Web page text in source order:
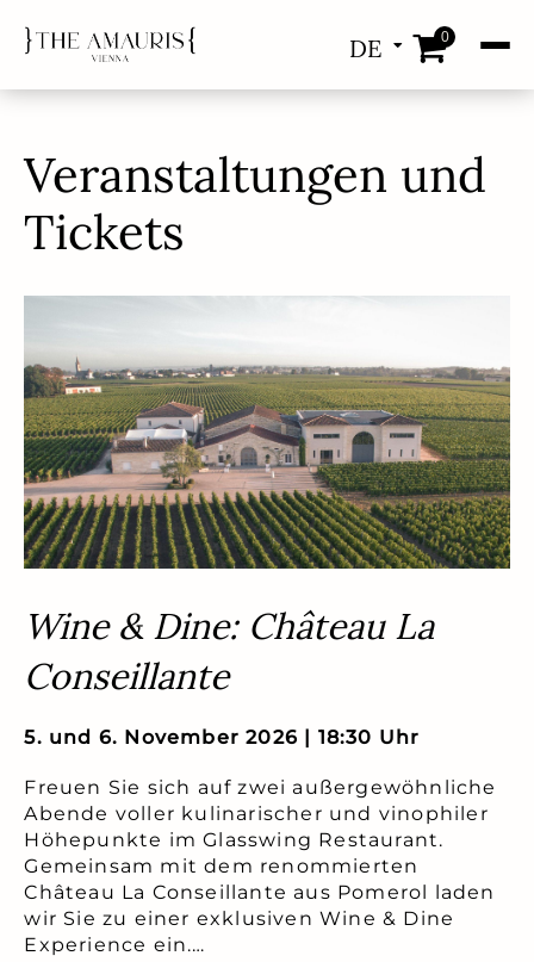
DE
EN
0
Veranstaltungen und
Tickets
Wine & Dine: Château La
Conseillante
5. und 6. November 2026 | 18:30 Uhr
Freuen Sie sich auf zwei außergewöhnliche
Abende voller kulinarischer und vinophiler
Höhepunkte im Glasswing Restaurant.
Gemeinsam mit dem renommierten
Château La Conseillante aus Pomerol laden
wir Sie zu einer exklusiven Wine & Dine
Experience ein.…